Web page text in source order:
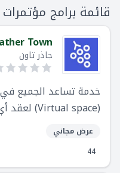
قائمة برامج
Town
جاذر تاون
خدمة تساعد الجميع
(Virtual space) لعقد أي نوع من أنواع الاجتماعات
عرض مجاني
44